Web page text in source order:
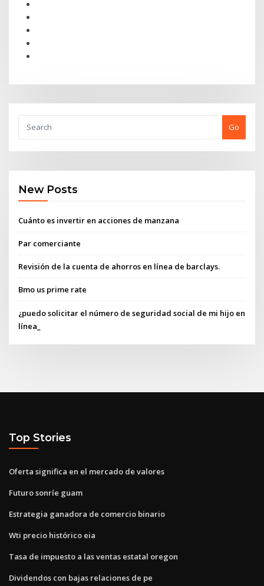
Go
New Posts
Cuánto es invertir en acciones de manzana
Par comerciante
Revisión de la cuenta de ahorros en línea de barclays.
Bmo us prime rate
¿puedo solicitar el número de seguridad social de mi hijo en
línea_
Top Stories
Oferta significa en el mercado de valores
Futuro sonríe guam
Estrategia ganadora de comercio binario
Wti precio histórico eia
Tasa de impuesto a las ventas estatal oregon
Dividendos con bajas relaciones de pe